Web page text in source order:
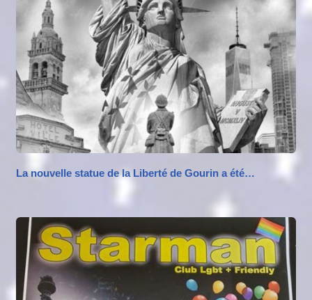
La nouvelle statue de la Liberté de Gourin a été…